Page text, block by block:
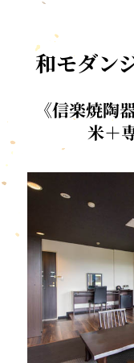
和モダン
《信楽焼陶
米＋